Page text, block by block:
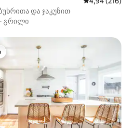
და ჯაკუზით
· გრილი
ვარიანტი